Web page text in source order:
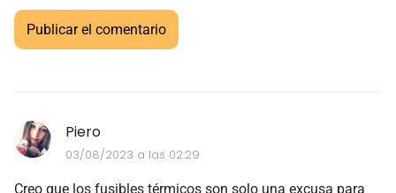
Piero
03/08/2023 a las 02:29
Creo que los fusibles térmicos son solo una excusa para